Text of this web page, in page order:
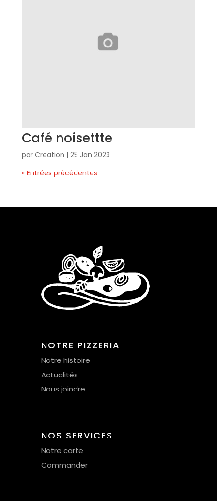
Café noisettte
par Creation | 25 Jan 2023
« Entrées précédentes
NOTRE PIZZERIA
Notre histoire
Actualités
Nous joindre
NOS SERVICES
Notre carte
Commander